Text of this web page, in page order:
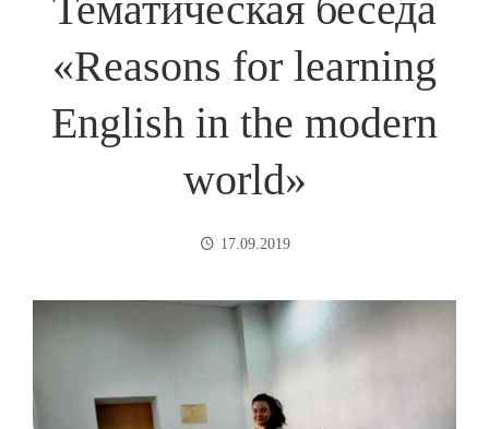
«Reasons for learning
English in the modern
world»
17.09.2019